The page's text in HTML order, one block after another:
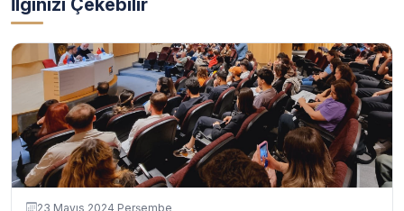
23 Mayıs 2024 Perşembe